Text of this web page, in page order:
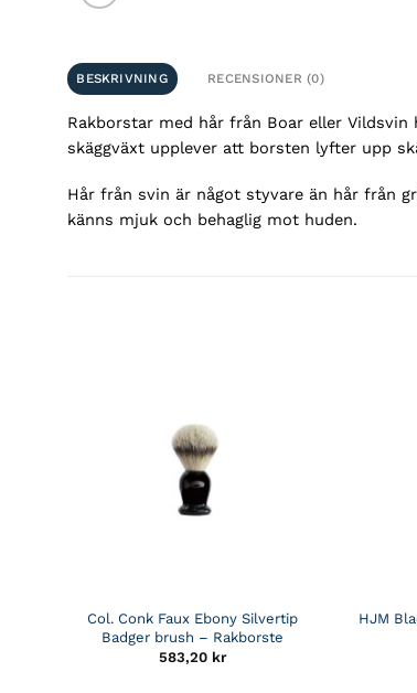
BESKRIVNING RECENSIONER (0)
Rakborstar med hår från Boar eller
skäggväxt upplever att borsten lyfter upp
Hår från svin är något styvare än hår från
känns mjuk och behaglig mot huden.
Col. Conk Faux Ebony Silvertip
Badger brush – Rakborste
583,20 kr
HJM